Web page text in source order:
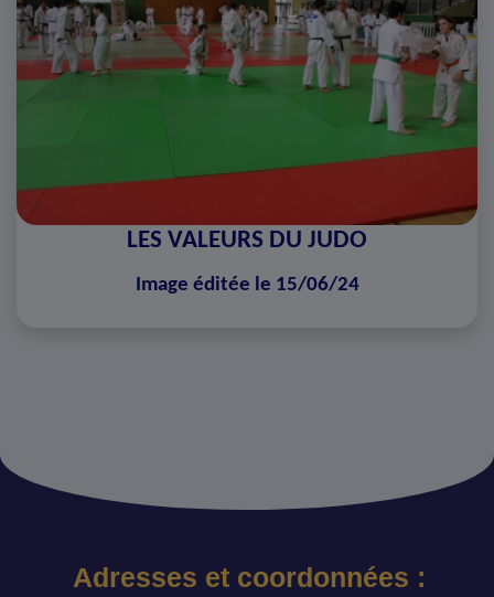
LES VALEURS DU JUDO
Image éditée le 15/06/24
Adresses et coordonnées :